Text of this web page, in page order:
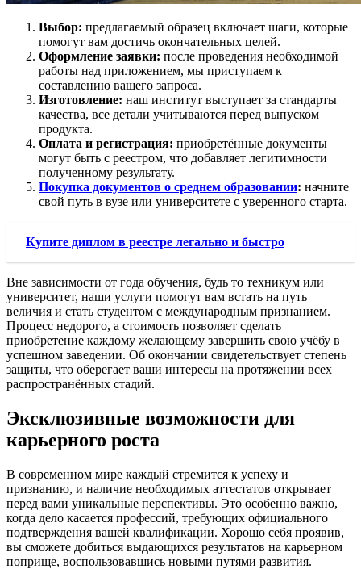
Выбор: предлагаемый образец включает шаги, которые
помогут вам достичь окончательных целей.
Оформление заявки: после проведения необходимой
работы над приложением, мы приступаем к
составлению вашего запроса.
Изготовление: наш институт выступает за стандарты
качества, все детали учитываются перед выпуском
продукта.
Оплата и регистрация: приобретённые документы
могут быть с реестром, что добавляет легитимности
полученному результату.
Покупка документов о среднем образовании: начните
свой путь в вузе или университете с уверенного старта.
Купите диплом в реестре легально и быстро
Вне зависимости от года обучения, будь то техникум или
университет, наши услуги помогут вам встать на путь
величия и стать студентом с международным признанием.
Процесс недорого, а стоимость позволяет сделать
приобретение каждому желающему завершить свою учёбу в
успешном заведении. Об окончании свидетельствует степень
защиты, что оберегает ваши интересы на протяжении всех
распространённых стадий.
Эксклюзивные возможности для
карьерного роста
В современном мире каждый стремится к успеху и
признанию, и наличие необходимых аттестатов открывает
перед вами уникальные перспективы. Это особенно важно,
когда дело касается профессий, требующих официального
подтверждения вашей квалификации. Хорошо себя проявив,
вы сможете добиться выдающихся результатов на карьерном
поприще, воспользовавшись новыми путями развития.